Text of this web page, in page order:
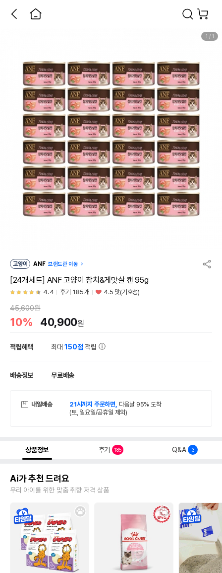
1 / 1
고양이 ANF 브랜드관 이동
[24개세트] ANF 고양이 참치&게맛살 캔 95g
4.4 후기 185개 4.5 맛(기호성)
45,600원
10% 40,900원
적립혜택 최대150점 적립
배송정보 무료배송
내일배송 21시까지 주문하면, 다음날 95% 도착
(토, 일요일/공휴일 제외)
상품정보 후기 185 Q&A 3
Ai가 추천 드려요
우리 아이를 위한 맞춤 취향 저격 상품